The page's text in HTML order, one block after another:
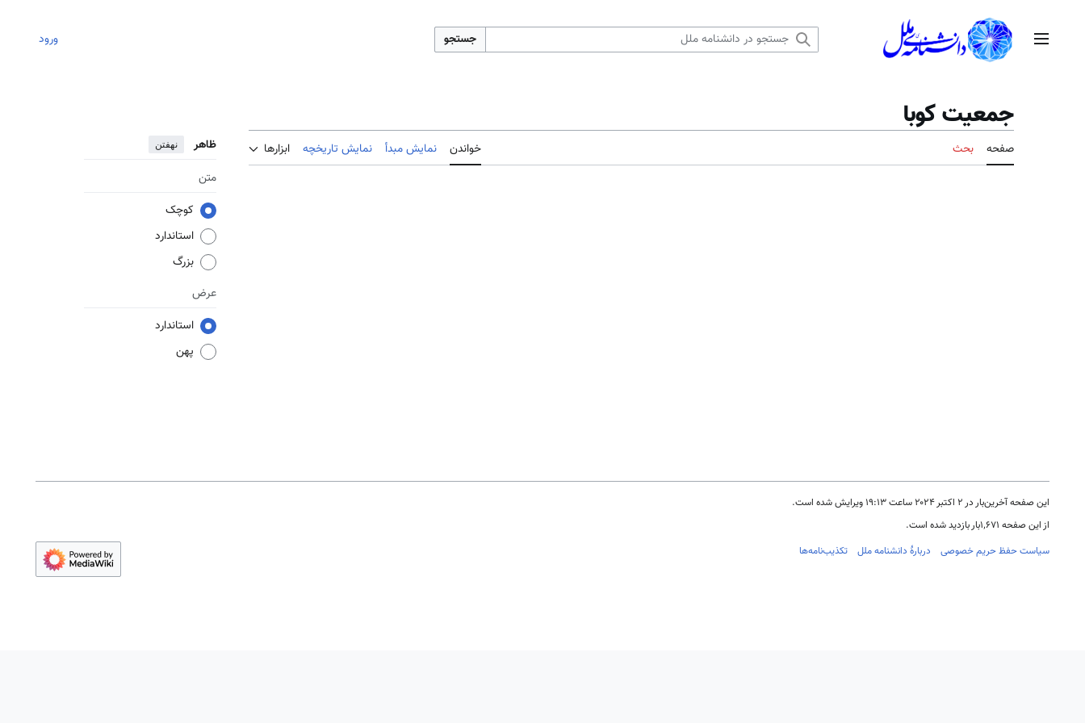
منوی اصلی جستجو ورود
جمعیت کوبا
صفحه بحث خواندن نمایش مبدأ نمایش تاریخچه ابزارها ظاهر نهفتن
متن
کوچک
استاندارد
بزرگ
عرض
استاندارد
پهن
این صفحه آخرین‌بار در ‏۲ اکتبر ۲۰۲۴ ساعت ‏۱۹:۱۳ ویرایش شده است.
از این صفحه ۱٬۶۷۱بار بازدید شده است.
سیاست حفظ حریم خصوصی
دربارهٔ دانشنامه ملل تکذیب‌نامه‌ها